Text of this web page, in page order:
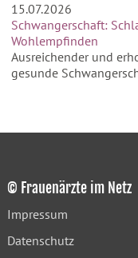
15.07.2026
Schwangerschaft:
Wohlempfinden
Ausreichender und
gesunde
© Frauenärzte im Netz
Impressum
Datenschutz